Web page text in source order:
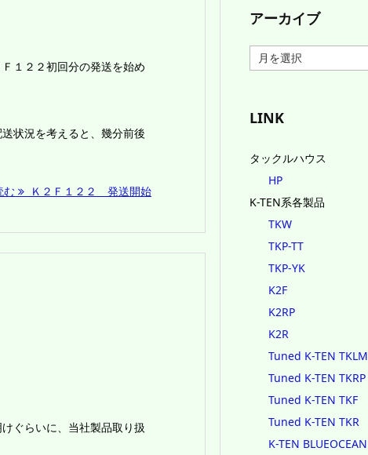
１２２初回分の発送を始め
状況を考えると、幾分前後
む Ｋ２Ｆ１２２ 発送開始
ぐらいに、当社製品取り扱
アーカイブ
ー
ブ
LINK
タックルハウス
HP
K-TEN系各製品
TKW
TKP-TT
TKP-YK
K2F
K2RP
K2R
Tuned K-TEN TKLM
Tuned K-TEN TKRP
Tuned K-TEN TKF
Tuned K-TEN TKR
K-TEN BLUEOCEAN